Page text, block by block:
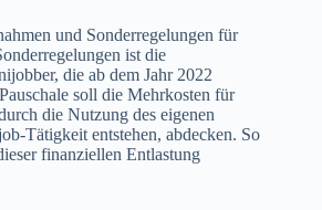
und Sonderregelungen für
ist die
die ab dem Jahr 2022
soll die Mehrkosten für
die Nutzung des eigenen
Tätigkeit entstehen, abdecken. So
finanziellen Entlastung